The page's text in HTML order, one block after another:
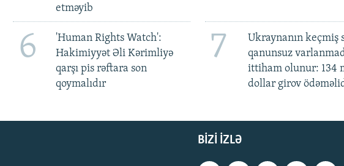
etməyib
6
'Human Rights Watch':
Hakimiyyət Əli Kərimliyə
qarşı pis rəftara son
qoymalıdır
7
Ukraynanın keçmiş
qanunsuz
ittiham olunur: 134
dollar girov
BIZI IZLƏ